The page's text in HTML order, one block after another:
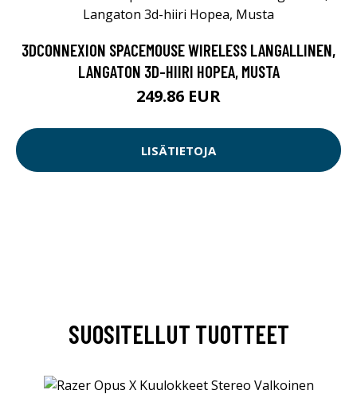
3DCONNEXION SPACEMOUSE WIRELESS LANGALLINEN,
LANGATON 3D-HIIRI HOPEA, MUSTA
249.86 EUR
LISÄTIETOJA
SUOSITELLUT TUOTTEET